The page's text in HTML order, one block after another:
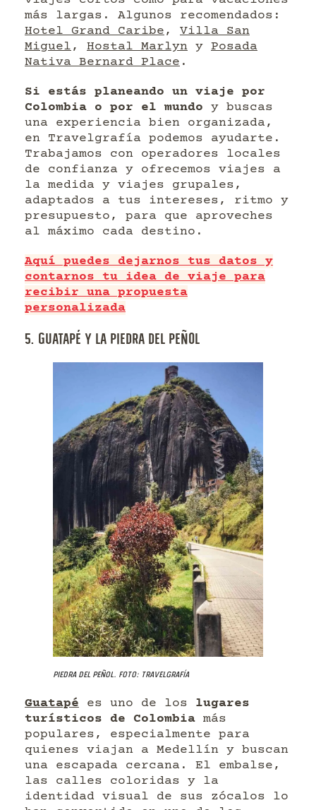
más largas. Algunos recomendados:
Hotel Grand Caribe , Villa San
Miguel , Hostal Marlyn y Posada
Nativa Bernard Place .
Si estás planeando un viaje por
Colombia o por el mundo y buscas
una experiencia bien organizada,
en Travelgrafía podemos ayudarte.
Trabajamos con operadores locales
de confianza y ofrecemos viajes a
la medida y viajes grupales,
adaptados a tus intereses, ritmo y
presupuesto, para que aproveches
al máximo cada destino.
Aquí puedes dejarnos tus datos y
contarnos tu idea de viaje para
recibir una propuesta
personalizada
5. GUATAPÉ Y LA PIEDRA DEL PEÑOL
Piedra del Peñol. Foto: Travelgrafía
Guatapé es uno de los lugares
turísticos de Colombia más
populares, especialmente para
quienes viajan a Medellín y buscan
una escapada cercana. El embalse,
las calles coloridas y la
identidad visual de sus zócalos lo